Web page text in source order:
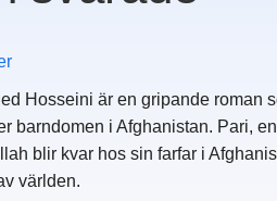
Hosseini är en gripande roman
barndomen i Afghanistan. Pari,
blir kvar hos sin farfar i
världen.